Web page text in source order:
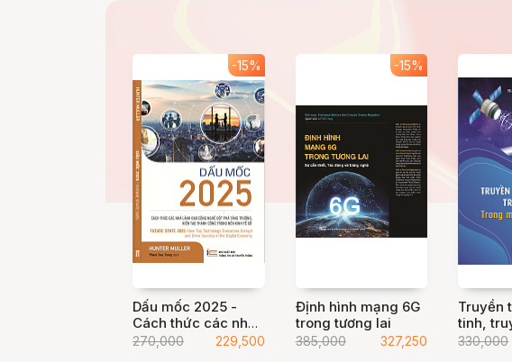
-15%
Dấu mốc 2025 -
Cách thức các nhà
lãnh đạo công nghệ
270,000 229,500
-15%
Định hình mạng 6G
trong tương lai
385,000 327,250
Truyền
tinh,
3D
330,000